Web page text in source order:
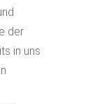
der
in uns